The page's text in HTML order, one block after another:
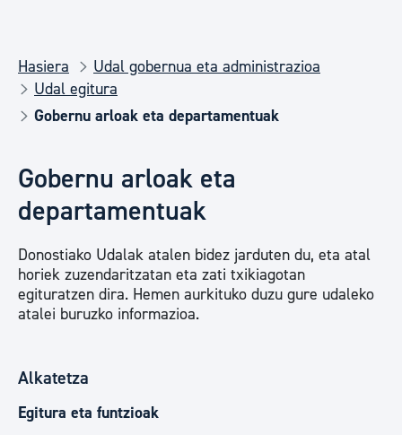
Hasiera
Udal gobernua eta administrazioa
Udal egitura
Gobernu arloak eta departamentuak
Gobernu arloak eta
departamentuak
Donostiako Udalak atalen bidez jarduten du, eta atal
horiek zuzendaritzatan eta zati txikiagotan
egituratzen dira. Hemen aurkituko duzu gure udaleko
atalei buruzko informazioa.
Alkatetza
Egitura eta funtzioak